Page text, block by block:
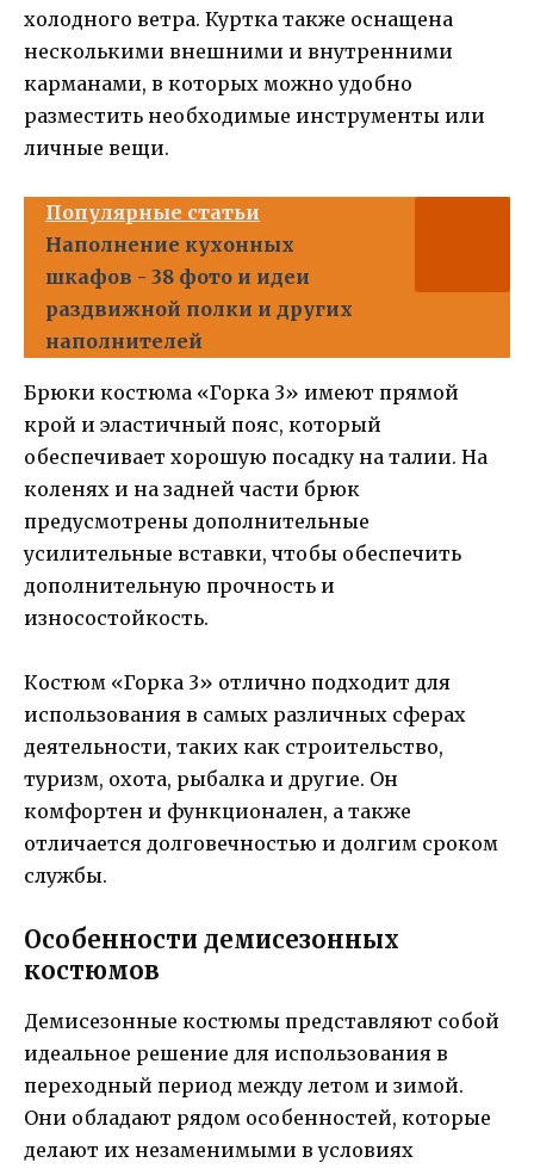
холодного ветра. Куртка также оснащена
несколькими внешними и внутренними
карманами, в которых можно удобно
разместить необходимые инструменты или
личные вещи.
Популярные статьи
Наполнение кухонных
шкафов - 38 фото и идеи
раздвижной полки и других
наполнителей
Брюки костюма «Горка 3» имеют прямой
крой и эластичный пояс, который
обеспечивает хорошую посадку на талии. На
коленях и на задней части брюк
предусмотрены дополнительные
усилительные вставки, чтобы обеспечить
дополнительную прочность и
износостойкость.
Костюм «Горка 3» отлично подходит для
использования в самых различных сферах
деятельности, таких как строительство,
туризм, охота, рыбалка и другие. Он
комфортен и функционален, а также
отличается долговечностью и долгим сроком
службы.
Особенности демисезонных
костюмов
Демисезонные костюмы представляют собой
идеальное решение для использования в
переходный период между летом и зимой.
Они обладают рядом особенностей, которые
делают их незаменимыми в условиях